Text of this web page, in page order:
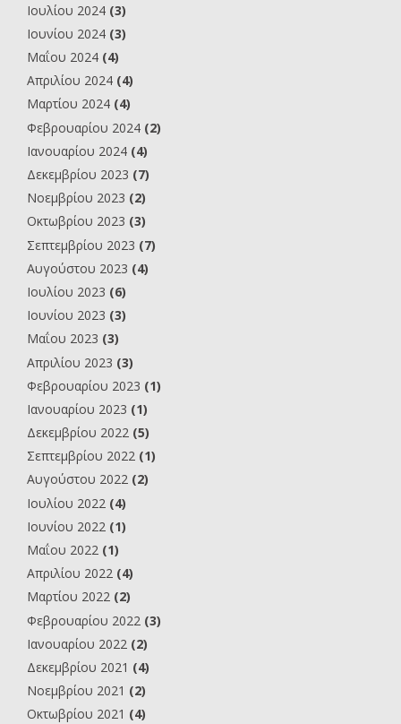
Ιουλίου 2024 (3)
Ιουνίου 2024 (3)
Μαΐου 2024 (4)
Απριλίου 2024 (4)
Μαρτίου 2024 (4)
Φεβρουαρίου 2024 (2)
Ιανουαρίου 2024 (4)
Δεκεμβρίου 2023 (7)
Νοεμβρίου 2023 (2)
Οκτωβρίου 2023 (3)
Σεπτεμβρίου 2023 (7)
Αυγούστου 2023 (4)
Ιουλίου 2023 (6)
Ιουνίου 2023 (3)
Μαΐου 2023 (3)
Απριλίου 2023 (3)
Φεβρουαρίου 2023 (1)
Ιανουαρίου 2023 (1)
Δεκεμβρίου 2022 (5)
Σεπτεμβρίου 2022 (1)
Αυγούστου 2022 (2)
Ιουλίου 2022 (4)
Ιουνίου 2022 (1)
Μαΐου 2022 (1)
Απριλίου 2022 (4)
Μαρτίου 2022 (2)
Φεβρουαρίου 2022 (3)
Ιανουαρίου 2022 (2)
Δεκεμβρίου 2021 (4)
Νοεμβρίου 2021 (2)
Οκτωβρίου 2021 (4)